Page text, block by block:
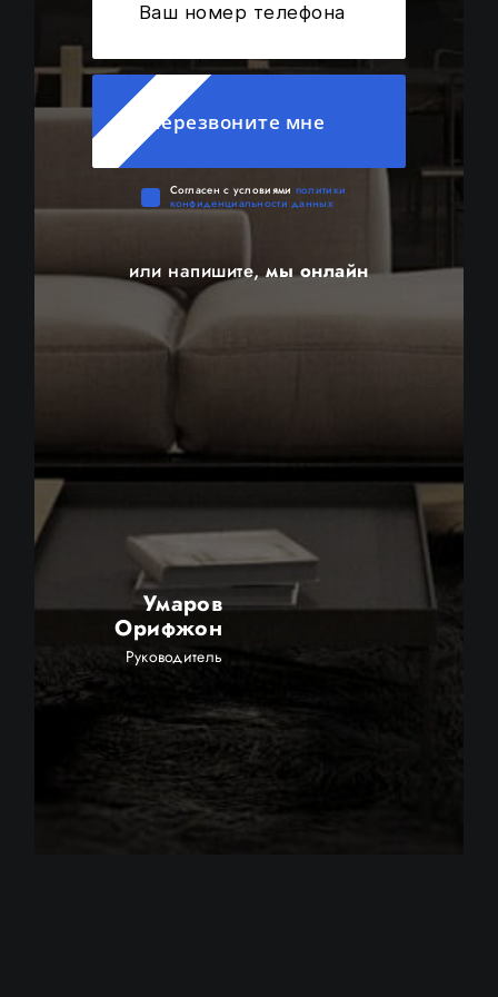
Умаров
Орифжон
Руководитель
Перезвоните мне
Cогласен с условиями политики
конфиденциальности данных
или напишите,мы онлайн